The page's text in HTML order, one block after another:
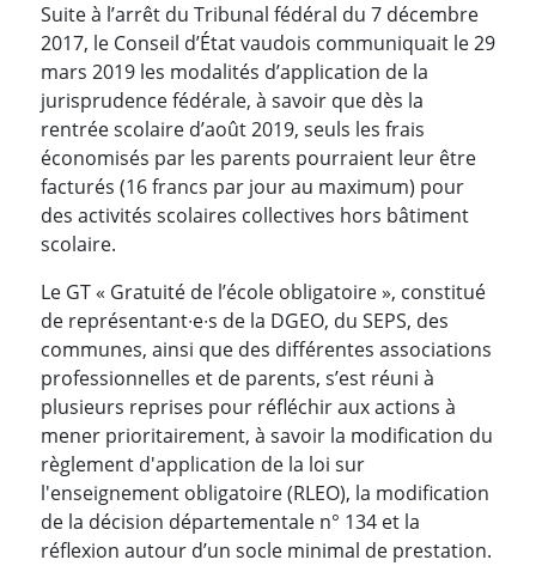
Suite à l’arrêt du Tribunal fédéral du 7 décembre
2017, le Conseil d’État vaudois communiquait le 29
mars 2019 les modalités d’application de la
jurisprudence fédérale, à savoir que dès la
rentrée scolaire d’août 2019, seuls les frais
économisés par les parents pourraient leur être
facturés (16 francs par jour au maximum) pour
des activités scolaires collectives hors bâtiment
scolaire.
Le GT « Gratuité de l’école obligatoire », constitué
de représentant∙e∙s de la DGEO, du SEPS, des
communes, ainsi que des différentes associations
professionnelles et de parents, s’est réuni à
plusieurs reprises pour réfléchir aux actions à
mener prioritairement, à savoir la modification du
règlement d'application de la loi sur
l'enseignement obligatoire (RLEO), la modification
de la décision départementale n° 134 et la
réflexion autour d’un socle minimal de prestation.